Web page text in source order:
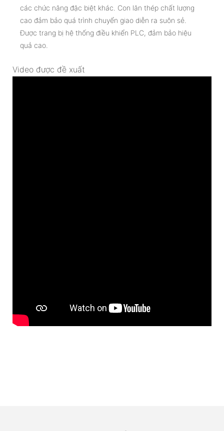
các chức năng đặc biệt khác. Con lăn thép chất lượng
cao đảm bảo quá trình chuyển giao diễn ra suôn sẻ.
Được trang bị hệ thống điều khiển PLC, đảm bảo hiệu
quả cao.
Video được đề xuất